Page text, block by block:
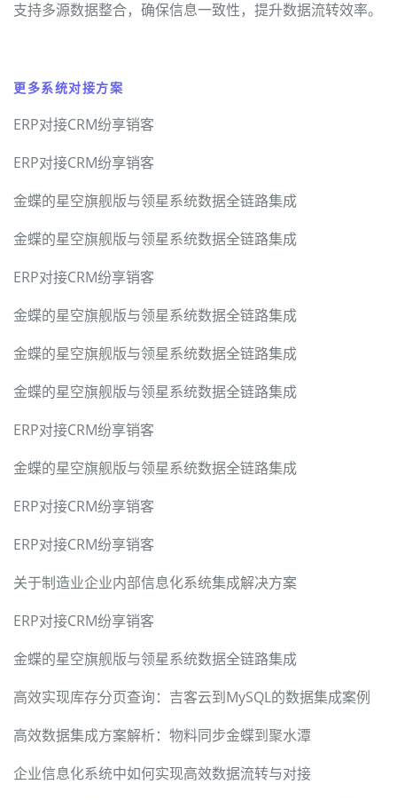
支持多源数据整合，确保信息一致性，提升数据流转效率。
更多系统对接方案
ERP对接CRM纷享销客
ERP对接CRM纷享销客
金蝶的星空旗舰版与领星系统数据全链路集成
金蝶的星空旗舰版与领星系统数据全链路集成
ERP对接CRM纷享销客
金蝶的星空旗舰版与领星系统数据全链路集成
金蝶的星空旗舰版与领星系统数据全链路集成
金蝶的星空旗舰版与领星系统数据全链路集成
ERP对接CRM纷享销客
金蝶的星空旗舰版与领星系统数据全链路集成
ERP对接CRM纷享销客
ERP对接CRM纷享销客
关于制造业企业内部信息化系统集成解决方案
ERP对接CRM纷享销客
金蝶的星空旗舰版与领星系统数据全链路集成
高效实现库存分页查询：吉客云到MySQL的数据集成案例
高效数据集成方案解析：物料同步金蝶到聚水潭
企业信息化系统中如何实现高效数据流转与对接